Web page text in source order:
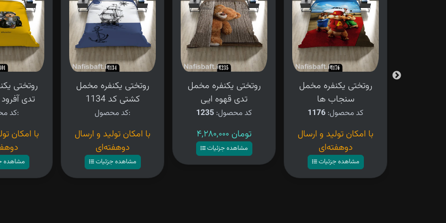
روتختی
تدی آفرود کد
کد محصول:
با امکان
مشاهده
روتختی یکنفره مخمل
کشتی کد 1134
کد محصول:
با امکان تولید و ارسال
دوهفته‌ای
مشاهده جزئیات
روتختی یکنفره مخمل
تدی قهوه ایی
کد محصول: 1235
۴,۲۸۰,۰۰۰ تومان
مشاهده جزئیات
روتختی یکنفره مخمل
سنجاب ها
کد محصول: 1176
با امکان تولید و ارسال
دوهفته‌ای
مشاهده جزئیات